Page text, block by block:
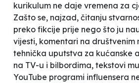
kurikulum ne daje vremena za
Zašto se, najzad, čitanju
preko fikcije prije nego što ju
vijesti, komentari na društvenim
tehnička uputstva za kućanske
na TV-u i bilbordima, tekstovi
YouTube programi influensera